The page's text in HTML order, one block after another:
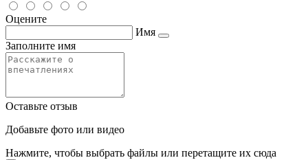
Оцените
Имя
Заполните имя
Оставьте отзыв
Добавьте фото или видео
Нажмите, чтобы выбрать файлы или перетащите их сюда